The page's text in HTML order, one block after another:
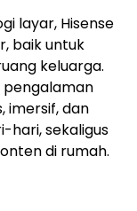
layar, Hisense
baik untuk
keluarga.
pengalaman
imersif, dan
hari, sekaligus
di rumah.